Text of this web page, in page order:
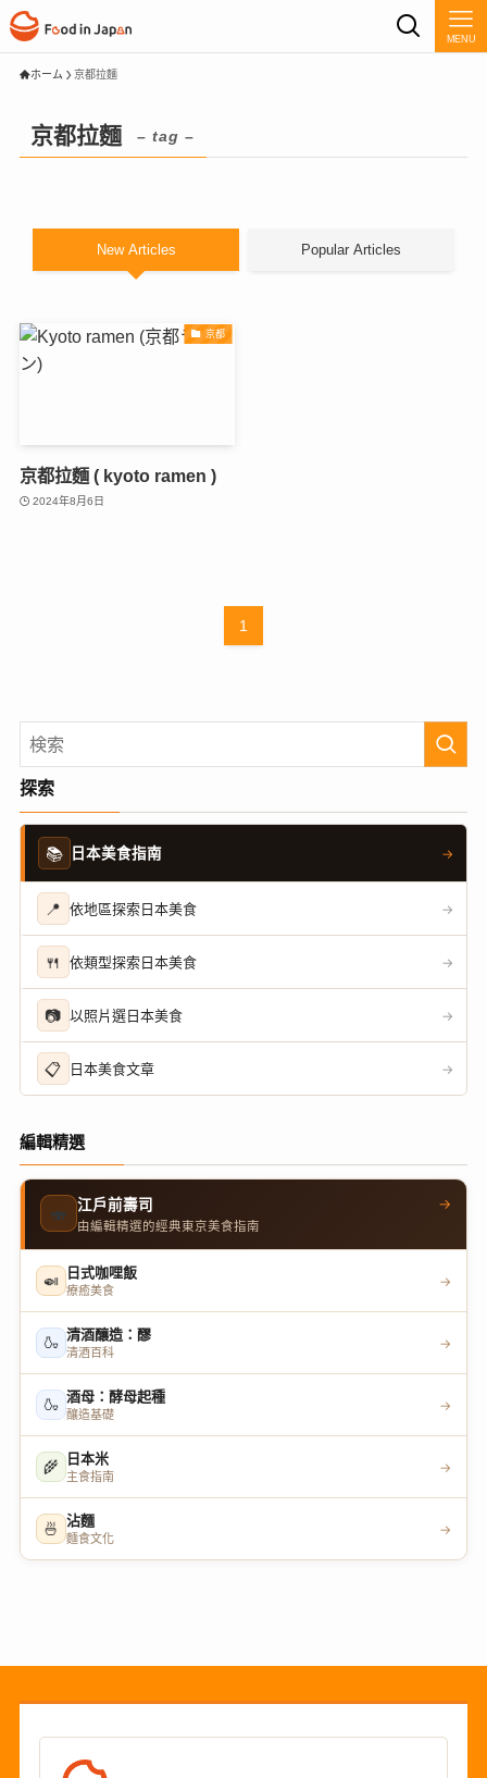
MENU
ホーム 京都拉麵
京都拉麵 – tag –
New Articles Popular Articles
京都
京都拉麵 ( kyoto ramen )
2024年8月6日
1
探索
📚 日本美食指南 →
📍 依地區探索日本美食 →
🍴 依類型探索日本美食 →
📷 以照片選日本美食 →
📋 日本美食文章 →
編輯精選
🍣 江戶前壽司
由編輯精選的經典東京美食指南
→
🍛 日式咖哩飯
療癒美食
→
🍶 清酒釀造：醪
清酒百科
→
🍶 酒母：酵母起種
釀造基礎
→
🌾 日本米
主食指南
→
🍜 沾麵
麵食文化
→